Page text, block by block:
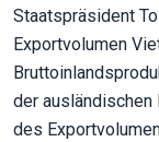
Staatspräsident
Exportvolumen
der
des